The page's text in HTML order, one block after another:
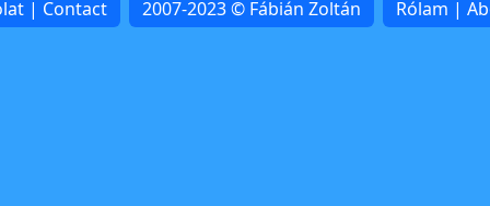
| Contact 2007-2023 © Fábián Zoltán Rólam |